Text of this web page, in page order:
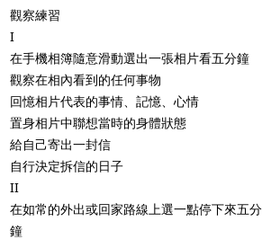
觀察練習
I
在手機相簿隨意滑動選出一張相片看五分鐘
觀察在相內看到的任何事物
回憶相片代表的事情、記憶、心情
置身相片中聯想當時的身體狀態
給自己寄出一封信
自行決定拆信的日子
II
在如常的外出或回家路線上選一點停下來五分
鐘